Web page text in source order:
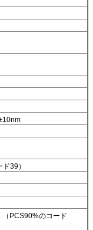
39）
（PCS90%のコード